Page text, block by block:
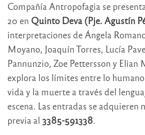
Compañía Antropofagia se
20 en Quinto Deva (Pje. Agustín
interpretaciones de Ángela
Moyano, Joaquín Torres, Lucía
Pannunzio, Zoe Pettersson y Elian
explora los límites entre lo
vida y la muerte a través del
escena. Las entradas se adquieren
previa al 3385-591338.